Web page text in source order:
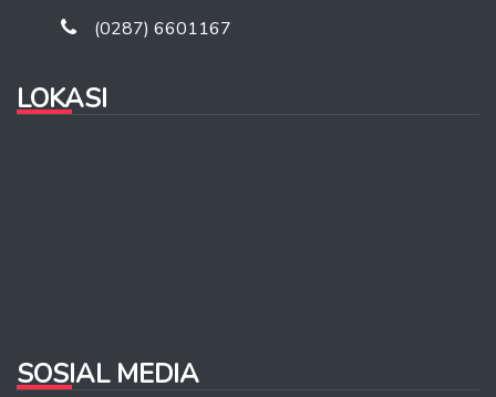
(0287) 6601167
LOKASI
SOSIAL MEDIA